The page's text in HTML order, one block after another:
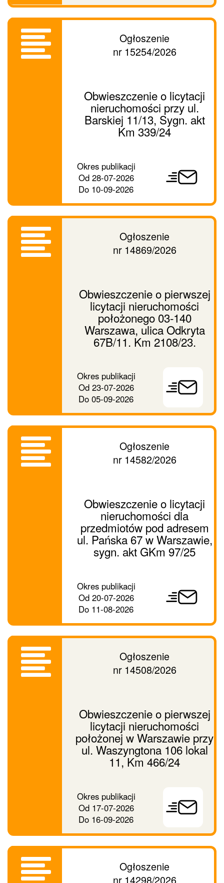
Ogłoszenie
nr 15254/2026
Obwieszczenie o licytacji
nieruchomości przy ul.
Barskiej 11/13, Sygn. akt
Km 339/24
Okres publikacji
Od28-07-2026
Do 10-09-2026
dalej
Ogłoszenie
nr 14869/2026
Obwieszczenie o pierwszej
licytacji nieruchomości
położonego 03-140
Warszawa, ulica Odkryta
67B/11. Km 2108/23.
Okres publikacji
Od23-07-2026
Do 05-09-2026
dalej
Ogłoszenie
nr 14582/2026
Obwieszczenie o licytacji
nieruchomości dla
przedmiotów pod adresem
ul. Pańska 67 w Warszawie,
sygn. akt GKm 97/25
Okres publikacji
Od20-07-2026
Do 11-08-2026
ogłoszenie
dalej
Ogłoszenie
nr 14508/2026
Obwieszczenie o pierwszej
licytacji nieruchomości
położonej w Warszawie przy
ul. Waszyngtona 106 lokal
11, Km 466/24
Okres publikacji
Od17-07-2026
Do 16-09-2026
ogłoszenie
dalej
Ogłoszenie
nr 14298/2026